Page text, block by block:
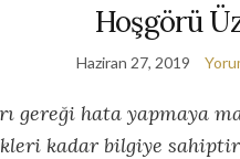
Hoşgörü
Haziran 27, 2019
gereği hata yapmaya
kadar bilgiye